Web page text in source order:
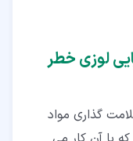
لوزی خطر
گذاری مواد